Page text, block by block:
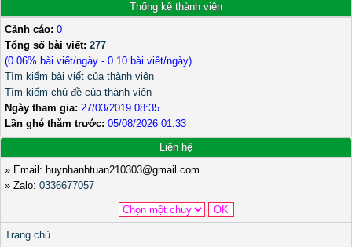
Thống kê thành viên
Cảnh cáo: 0
Tổng số bài viết: 277
(0.06% bài viết/ngày - 0.10 bài viết/ngày)
Tìm kiếm bài viết của thành viên
Tìm kiếm chủ đề của thành viên
Ngày tham gia: 27/03/2019 08:35
Lần ghé thăm trước: 05/08/2026 01:33
Liên hệ
» Email: huynhanhtuan210303@gmail.com
» Zalo: 0336677057
Trang chủ